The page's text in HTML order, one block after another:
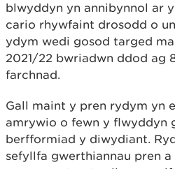
blwyddyn yn annibynnol ar
cario rhywfaint drosodd o
ydym wedi gosod targed
2021/22 bwriadwn ddod ag
farchnad.
Gall maint y pren rydym yn
amrywio o fewn y flwyddyn
berfformiad y diwydiant.
sefyllfa gwerthiannau pren